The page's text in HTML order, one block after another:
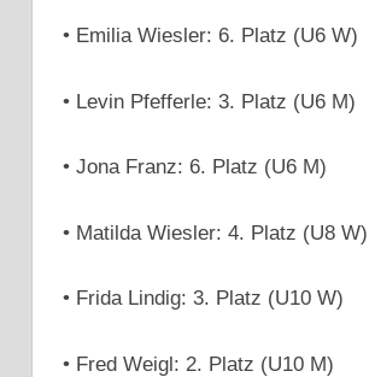
• Emilia Wiesler: 6. Platz (U6 W)
• Levin Pfefferle: 3. Platz (U6 M)
• Jona Franz: 6. Platz (U6 M)
• Matilda Wiesler: 4. Platz (U8 W)
• Frida Lindig: 3. Platz (U10 W)
• Fred Weigl: 2. Platz (U10 M)